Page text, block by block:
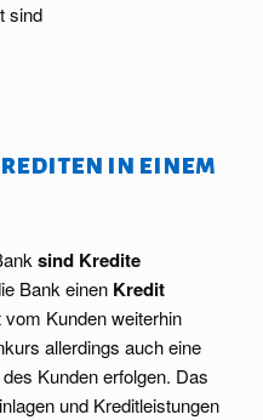
sind
in einem
sind Kredite
Bank einen Kredit
Kunden weiterhin
allerdings auch eine
Kunden erfolgen. Das
und Kreditleistungen